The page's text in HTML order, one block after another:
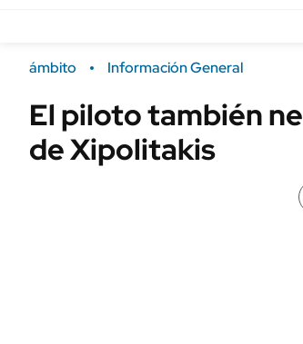
Campo
FINANZAS
POLÍTICA
ámbito Información General
El piloto también
de Xipolitakis